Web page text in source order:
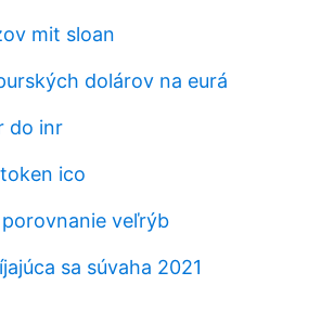
mit sloan
dolárov na eurá
do inr
ico
veľrýb
sa súvaha 2021